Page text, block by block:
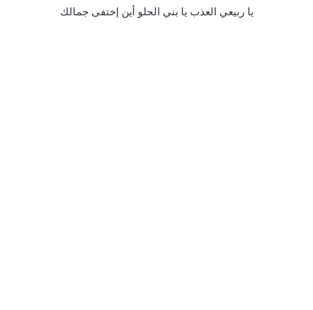
يا ربيعي العذب يا بني الحلو أين إختفى جمالك